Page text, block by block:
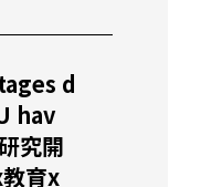
d
hav
究開
育x